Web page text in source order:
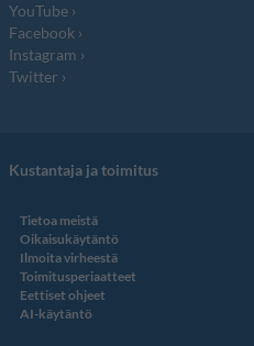
YouTube
Facebook
Instagram
Twitter
Kustantaja ja toimitus
Tietoa meistä
Oikaisukäytäntö
Ilmoita virheestä
Toimitusperiaatteet
Eettiset ohjeet
AI-käytäntö